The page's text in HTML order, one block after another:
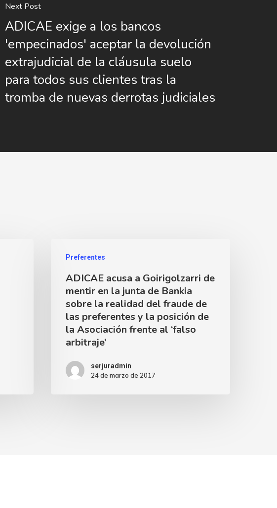
Next Post
ADICAE exige a los bancos
'empecinados' aceptar la devolución
extrajudicial de la cláusula suelo
para todos sus clientes tras la
tromba de nuevas derrotas judiciales
Preferentes
ADICAE acusa a Goirigolzarri de
mentir en la junta de Bankia
sobre la realidad del fraude de
las preferentes y la posición de
la Asociación frente al ‘falso
arbitraje’
serjuradmin
24 de marzo de 2017